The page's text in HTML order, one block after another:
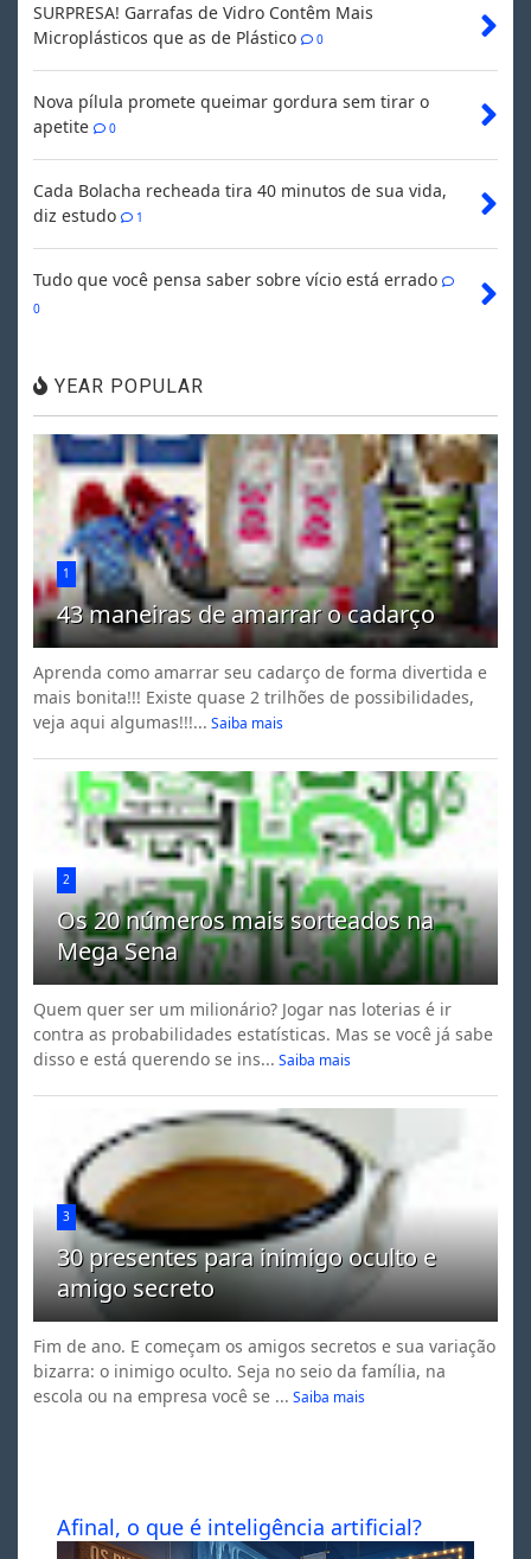
SURPRESA! Garrafas de Vidro Contêm Mais
Microplásticos que as de Plástico
0
Nova pílula promete queimar gordura sem tirar o
apetite
0
Cada Bolacha recheada tira 40 minutos de sua vida,
diz estudo
1
Tudo que você pensa saber sobre vício está errado
0
YEAR POPULAR
1
43 maneiras de amarrar o cadarço
Aprenda como amarrar seu cadarço de forma divertida e
mais bonita!!! Existe quase 2 trilhões de possibilidades,
veja aqui algumas!!!... Saiba mais
2
Os 20 números mais sorteados na
Mega Sena
Quem quer ser um milionário? Jogar nas loterias é ir
contra as probabilidades estatísticas. Mas se você já sabe
disso e está querendo se ins... Saiba mais
3
30 presentes para inimigo oculto e
amigo secreto
Fim de ano. E começam os amigos secretos e sua variação
bizarra: o inimigo oculto. Seja no seio da família, na
escola ou na empresa você se ... Saiba mais
Afinal, o que é inteligência artificial?